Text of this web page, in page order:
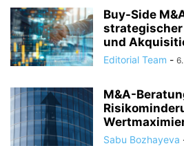
Buy-Side
strategischer
und
Editorial Team -
M&A-
Sabu Bozhayeva